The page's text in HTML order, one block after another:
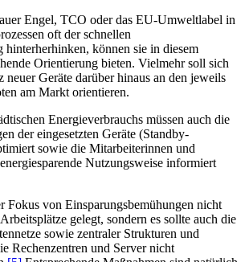
Engel, TCO oder das EU-Umweltlabel in
oft der schnellen
können sie in diesem
Orientierung bieten. Vielmehr soll sich
neuer Geräte darüber hinaus an den jeweils
am Markt orientieren.
Energieverbrauchs müssen auch die
der eingesetzten Geräte (Standby-
sowie die Mitarbeiterinnen und
Nutzungsweise informiert
Fokus von Einsparungsbemühungen nicht
gelegt, sondern es sollte auch die
sowie zentraler Strukturen und
Rechenzentren und Server nicht